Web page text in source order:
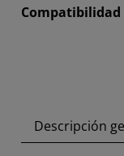
Compatibilidad
Descripción